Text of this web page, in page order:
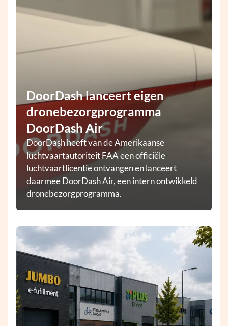
DoorDash lanceert eigen
dronebezorgprogramma
DoorDash Air
DoorDash heeft van de Amerikaanse
luchtvaartautoriteit FAA een officiële
luchtvaartlicentie ontvangen en lanceert
daarmee DoorDash Air, een intern ontwikkeld
dronebezorgprogramma.